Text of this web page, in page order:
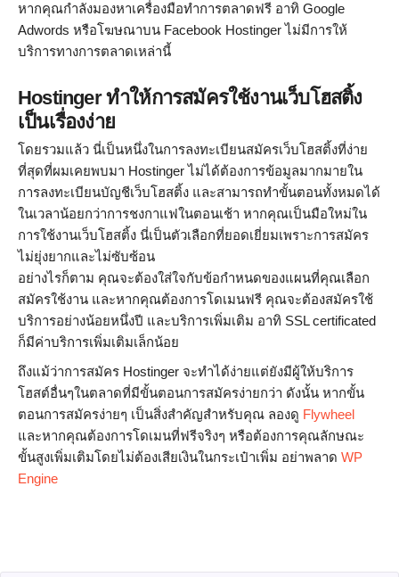
หากคุณกำลังมองหาเครื่องมือทำการตลาดฟรี อาทิ Google
Adwords หรือโฆษณาบน Facebook Hostinger ไม่มีการให้
บริการทางการตลาดเหล่านี้
Hostinger ทำให้การสมัครใช้งานเว็บโฮสติ้ง
เป็นเรื่องง่าย
โดยรวมแล้ว นี่เป็นหนึ่งในการลงทะเบียนสมัครเว็บโฮสติ้งที่ง่าย
ที่สุดที่ผมเคยพบมา Hostinger ไม่ได้ต้องการข้อมูลมากมายใน
การลงทะเบียนบัญชีเว็บโฮสติ้ง และสามารถทำขั้นตอนทั้งหมดได้
ในเวลาน้อยกว่าการชงกาแฟในตอนเช้า หากคุณเป็นมือใหม่ใน
การใช้งานเว็บโฮสติ้ง นี่เป็นตัวเลือกที่ยอดเยี่ยมเพราะการสมัคร
ไม่ยุ่งยากและไม่ซับซ้อน
อย่างไรก็ตาม คุณจะต้องใส่ใจกับข้อกำหนดของแผนที่คุณเลือก
สมัครใช้งาน และหากคุณต้องการโดเมนฟรี คุณจะต้องสมัครใช้
บริการอย่างน้อยหนึ่งปี และบริการเพิ่มเติม อาทิ SSL certificated
ก็มีค่าบริการเพิ่มเติมเล็กน้อย
ถึงแม้ว่าการสมัคร Hostinger จะทำได้ง่ายแต่ยังมีผู้ให้บริการ
โฮสต์อื่นๆในตลาดที่มีขั้นตอนการสมัครง่ายกว่า ดังนั้น หากขั้น
ตอนการสมัครง่ายๆ เป็นสิ่งสำคัญสำหรับคุณ ลองดู Flywheel
และหากคุณต้องการโดเมนที่ฟรีจริงๆ หรือต้องการคุณลักษณะ
ขั้นสูงเพิ่มเติมโดยไม่ต้องเสียเงินในกระเป๋าเพิ่ม อย่าพลาด WP
Engine